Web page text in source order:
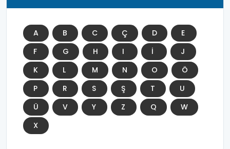
A B C Ç D
E
F
G H I İ
J
K
L M N O
Ö
P
R S Ş T
U
Ü
V Y Z Q
W
X